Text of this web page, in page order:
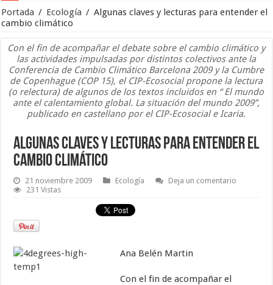
Portada / Ecología / Algunas claves y lecturas para entender el
cambio climático
Con el fin de acompañar el debate sobre el cambio climático y
las actividades impulsadas por distintos colectivos ante la
Conferencia de Cambio Climático Barcelona 2009 y la Cumbre
de Copenhague (COP 15), el CIP-Ecosocial propone la lectura
(o relectura) de algunos de los textos incluidos en “ El mundo
ante el calentamiento global. La situación del mundo 2009”,
publicado en castellano por el CIP-Ecosocial e Icaria.
Algunas claves y lecturas para entender el
cambio climático
21 noviembre 2009 Ecología
Deja un comentario
231 Vistas
Ana Belén Martin
Con el fin de acompañar el